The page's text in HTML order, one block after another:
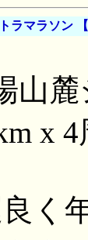
ラマラソン 【
山
x 4
く